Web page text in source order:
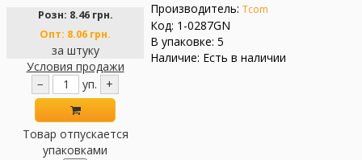
Розн: 8.46 грн.
Опт: 8.06 грн.
за штуку
Условия продажи
−
уп. +
Товар отпускается
упаковками
Производитель: Tcom
Код: 1-0287GN
В упаковке: 5
Наличие: Есть в наличии